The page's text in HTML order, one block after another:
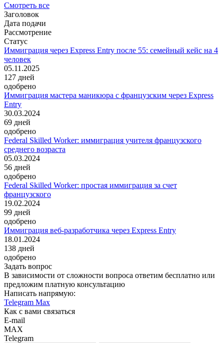
Смотреть все
Заголовок
Дата подачи
Рассмотрение
Статус
Иммиграция через Express Entry после 55: семейный кейс на 4
человек
05.11.2025
127 дней
одобрено
Иммиграция мастера маникюра с французским через Express
Entry
30.03.2024
69 дней
одобрено
Federal Skilled Worker: иммиграция учителя французского
среднего возраста
05.03.2024
56 дней
одобрено
Federal Skilled Worker: простая иммиграция за счет
французского
19.02.2024
99 дней
одобрено
Иммиграция веб-разработчика через Express Entry
18.01.2024
138 дней
одобрено
Задать вопрос
В зависимости от сложности вопроса ответим бесплатно или
предложим платную консультацию
Написать напрямую:
Telegram Max
Как с вами связаться
E-mail
MAX
Telegram